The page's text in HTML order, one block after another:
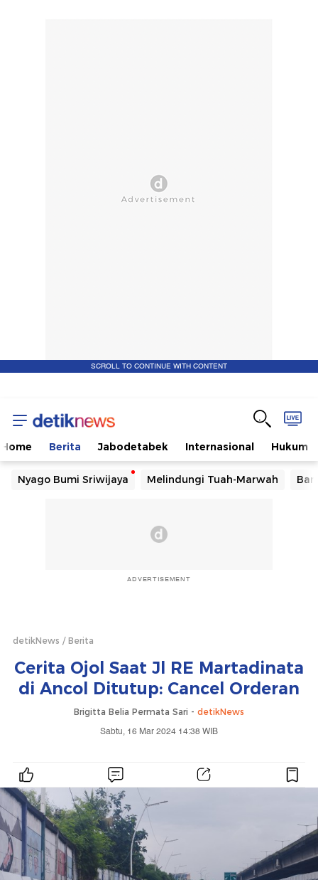
SCROLL TO CONTINUE WITH CONTENT
Home Berita Jabodetabek Internasional Hukum
Nyago Bumi Sriwijaya Melindungi Tuah-Marwah
ADVERTISEMENT
detikNews Berita
Cerita Ojol Saat Jl RE Martadinata
di Ancol Ditutup: Cancel Orderan
Brigitta Belia Permata Sari - detikNews
Sabtu, 16 Mar 2024 14:38 WIB